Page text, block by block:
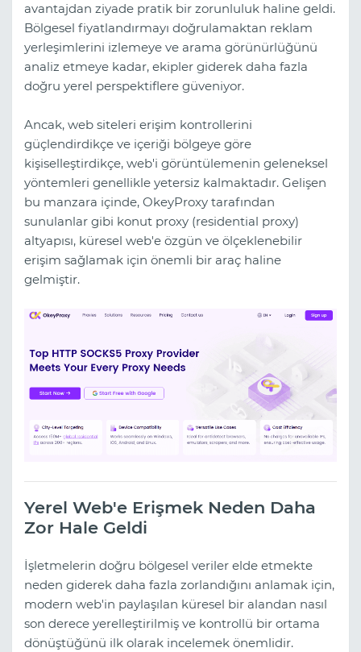
avantajdan ziyade pratik bir zorunluluk haline geldi.
Bölgesel fiyatlandırmayı doğrulamaktan reklam
yerleşimlerini izlemeye ve arama görünürlüğünü
analiz etmeye kadar, ekipler giderek daha fazla
doğru yerel perspektiflere güveniyor.
Ancak, web siteleri erişim kontrollerini
güçlendirdikçe ve içeriği bölgeye göre
kişiselleştirdikçe, web'i görüntülemenin geleneksel
yöntemleri genellikle yetersiz kalmaktadır. Gelişen
bu manzara içinde, OkeyProxy tarafından
sunulanlar gibi konut proxy (residential proxy)
altyapısı, küresel web'e özgün ve ölçeklenebilir
erişim sağlamak için önemli bir araç haline
gelmiştir.
Yerel Web'e Erişmek Neden Daha
Zor Hale Geldi
İşletmelerin doğru bölgesel veriler elde etmekte
neden giderek daha fazla zorlandığını anlamak için,
modern web'in paylaşılan küresel bir alandan nasıl
son derece yerelleştirilmiş ve kontrollü bir ortama
dönüştüğünü ilk olarak incelemek önemlidir.